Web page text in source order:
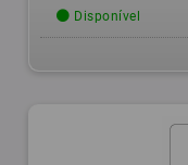
Disponível